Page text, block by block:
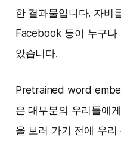
한 결과물입니다. 자비
Facebook 등이 누구
았습니다.
Pretrained word
은 대부분의 우리들에
을 보러 가기 전에 우